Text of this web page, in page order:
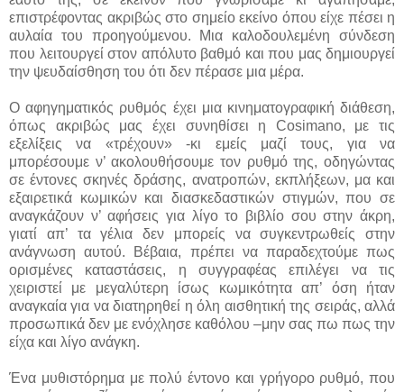
επιστρέφοντας ακριβώς στο σημείο εκείνο όπου είχε πέσει η
αυλαία του προηγούμενου. Μια καλοδουλεμένη σύνδεση
που λειτουργεί στον απόλυτο βαθμό και που μας δημιουργεί
την ψευδαίσθηση του ότι δεν πέρασε μια μέρα.
Ο αφηγηματικός ρυθμός έχει μια κινηματογραφική διάθεση,
όπως ακριβώς μας έχει συνηθίσει η Cosimano, με τις
εξελίξεις να «τρέχουν» -κι εμείς μαζί τους, για να
μπορέσουμε ν’ ακολουθήσουμε τον ρυθμό της, οδηγώντας
σε έντονες σκηνές δράσης, ανατροπών, εκπλήξεων, μα και
εξαιρετικά κωμικών και διασκεδαστικών στιγμών, που σε
αναγκάζουν ν’ αφήσεις για λίγο το βιβλίο σου στην άκρη,
γιατί απ’ τα γέλια δεν μπορείς να συγκεντρωθείς στην
ανάγνωση αυτού. Βέβαια, πρέπει να παραδεχτούμε πως
ορισμένες καταστάσεις, η συγγραφέας επιλέγει να τις
χειριστεί με μεγαλύτερη ίσως κωμικότητα απ’ όση ήταν
αναγκαία για να διατηρηθεί η όλη αισθητική της σειράς, αλλά
προσωπικά δεν με ενόχλησε καθόλου –μην σας πω πως την
είχα και λίγο ανάγκη.
Ένα μυθιστόρημα με πολύ έντονο και γρήγορο ρυθμό, που